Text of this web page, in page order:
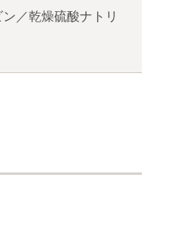
／乾燥硫酸ナトリ